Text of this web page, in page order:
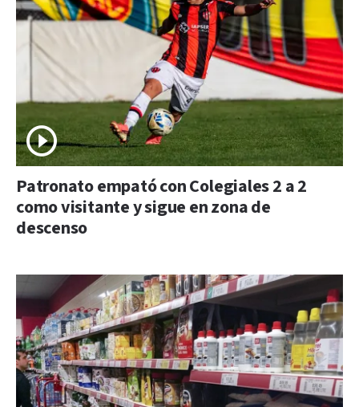
Patronato empató con Colegiales 2 a 2
como visitante y sigue en zona de
descenso